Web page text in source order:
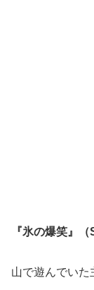
『氷の爆笑』（
山で遊んでいた